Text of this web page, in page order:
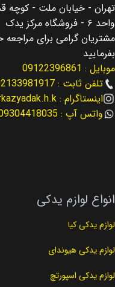
مناسب برای سانتافه Santafe
مناسب برای سال
2013 – 2016
نوع لوازم لوازم موتوری
واحد ۶ - فروشگاه مرکز یدک
مشتریان گرامی برای
بفرمایید
موبایل : 09122396861
تلفن ثابت : 02133981917
اینستاگرام : markazyadak.h.k
واتس آپ : 09304418035
انواع لوازم یدکی
لوازم یدکی کیا
لوازم یدکی هیوندای
لوازم یدکی اسپورتچ